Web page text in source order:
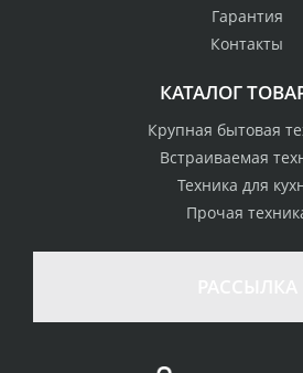
Гарантия
Контакты
КАТАЛОГ
Крупная бытовая
Встраиваемая
Техника для
Прочая